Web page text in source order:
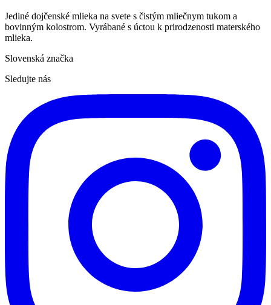
Jediné dojčenské mlieka na svete s čistým mliečnym tukom a
bovinným kolostrom. Vyrábané s úctou k prirodzenosti materského
mlieka.
Slovenská značka
Sledujte nás